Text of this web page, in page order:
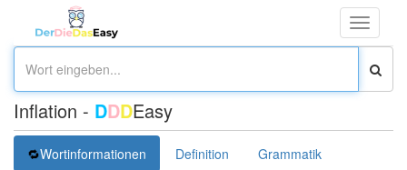
Toggle
Inflation - DDDEasy
Wortinformationen Definition Grammatik